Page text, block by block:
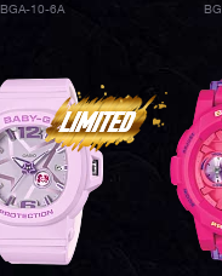
BGA-10-6A